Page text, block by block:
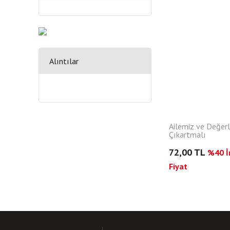
Alıntılar
Ailemiz ve
Çıkartmalı
72,00 TL %40
Fiyat